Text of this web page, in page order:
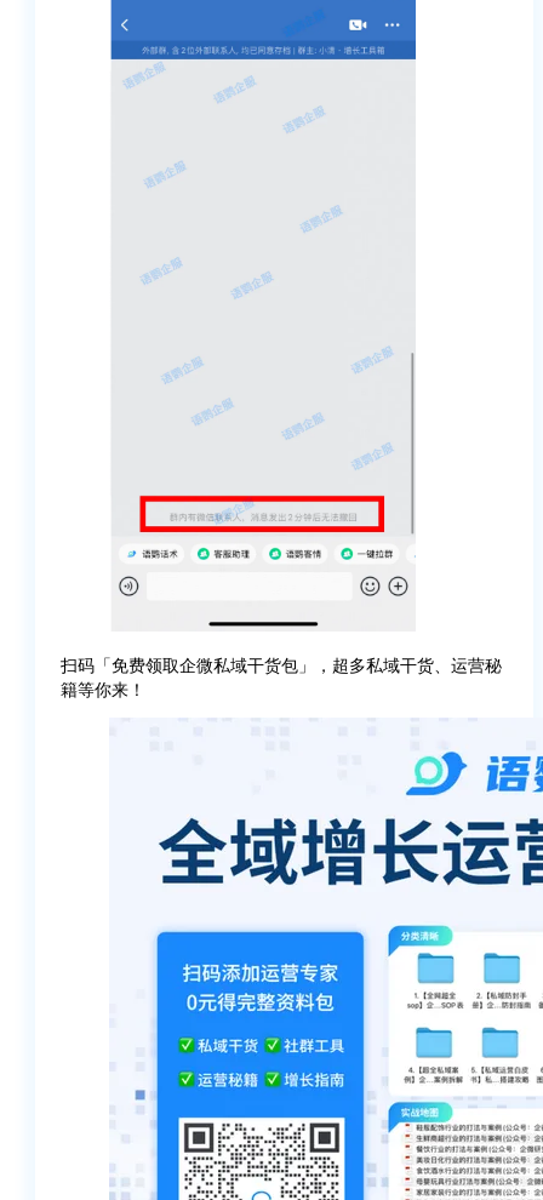
扫码「免费领取企微私域干货包」，超多私域干货、运营秘
籍等你来！